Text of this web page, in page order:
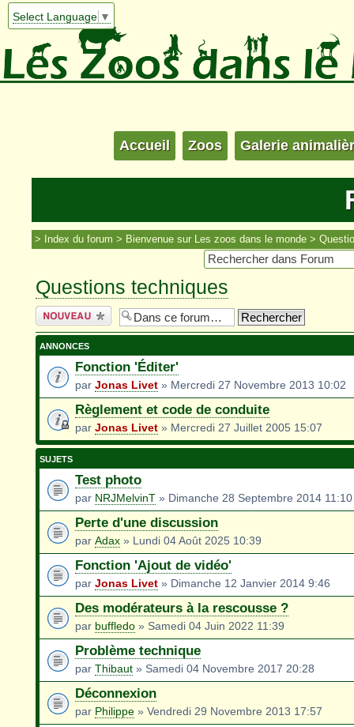
Select Language ▼
Accueil Zoos Galerie
Index du forum Bienvenue sur Les zoos dans le monde
Questions techniques
Écrire un
nouveau sujet
ANNONCES
Fonction 'Éditer'
par Jonas Livet » Mercredi 27 Novembre 2013 10:02
Règlement et code de conduite
par Jonas Livet » Mercredi 27 Juillet 2005 15:07
SUJETS
Test photo
par NRJMelvinT » Dimanche 28 Septembre 2014 11:10
Perte d'une discussion
par Adax » Lundi 04 Août 2025 10:39
Fonction 'Ajout de vidéo'
par Jonas Livet » Dimanche 12 Janvier 2014 9:46
Des modérateurs à la rescousse ?
par buffledo » Samedi 04 Juin 2022 11:39
Problème technique
par Thibaut » Samedi 04 Novembre 2017 20:28
Déconnexion
par Philippe » Vendredi 29 Novembre 2013 17:57